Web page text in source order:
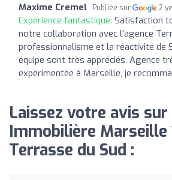
Maxime Cremel Publiée sur 2
Expérience fantastique: Satisfaction
notre collaboration avec l'agence
professionnalisme et la réactivité de
équipe sont très appréciés. Agence
expérimentée à Marseille, je
Laissez votre avis sur
Immobilière Marseille
Terrasse du Sud :